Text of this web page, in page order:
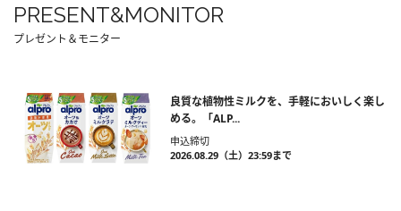
PRESENT&MONITOR
プレゼント＆モニター
良質な植物性ミルクを、手軽においしく楽し
める。「ALP...
申込締切
2026.08.29（土）23:59まで